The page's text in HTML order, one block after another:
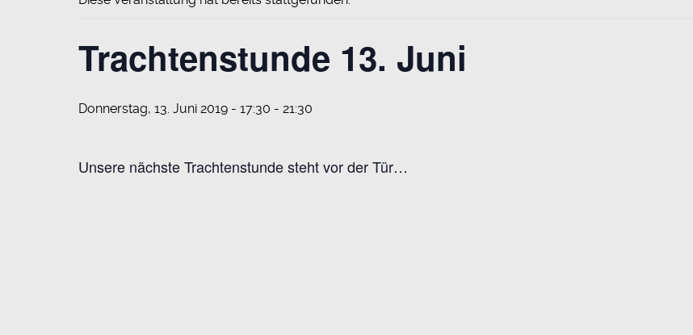
Trachtenstunde 13. Juni
Donnerstag, 13. Juni 2019 - 17:30 - 21:30
Unsere nächste Trachtenstunde steht vor der Tür…